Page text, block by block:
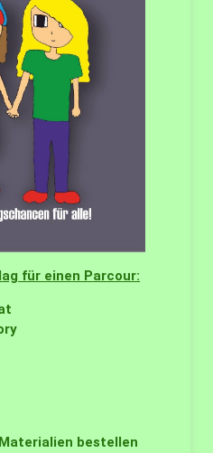
für einen Parcour:
bestellen